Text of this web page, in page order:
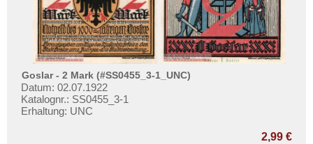
Goslar - 2 Mark (#SS0455_3-1_UNC)
Datum: 02.07.1922
Katalognr.: SS0455_3-1
Erhaltung: UNC
2,99 €